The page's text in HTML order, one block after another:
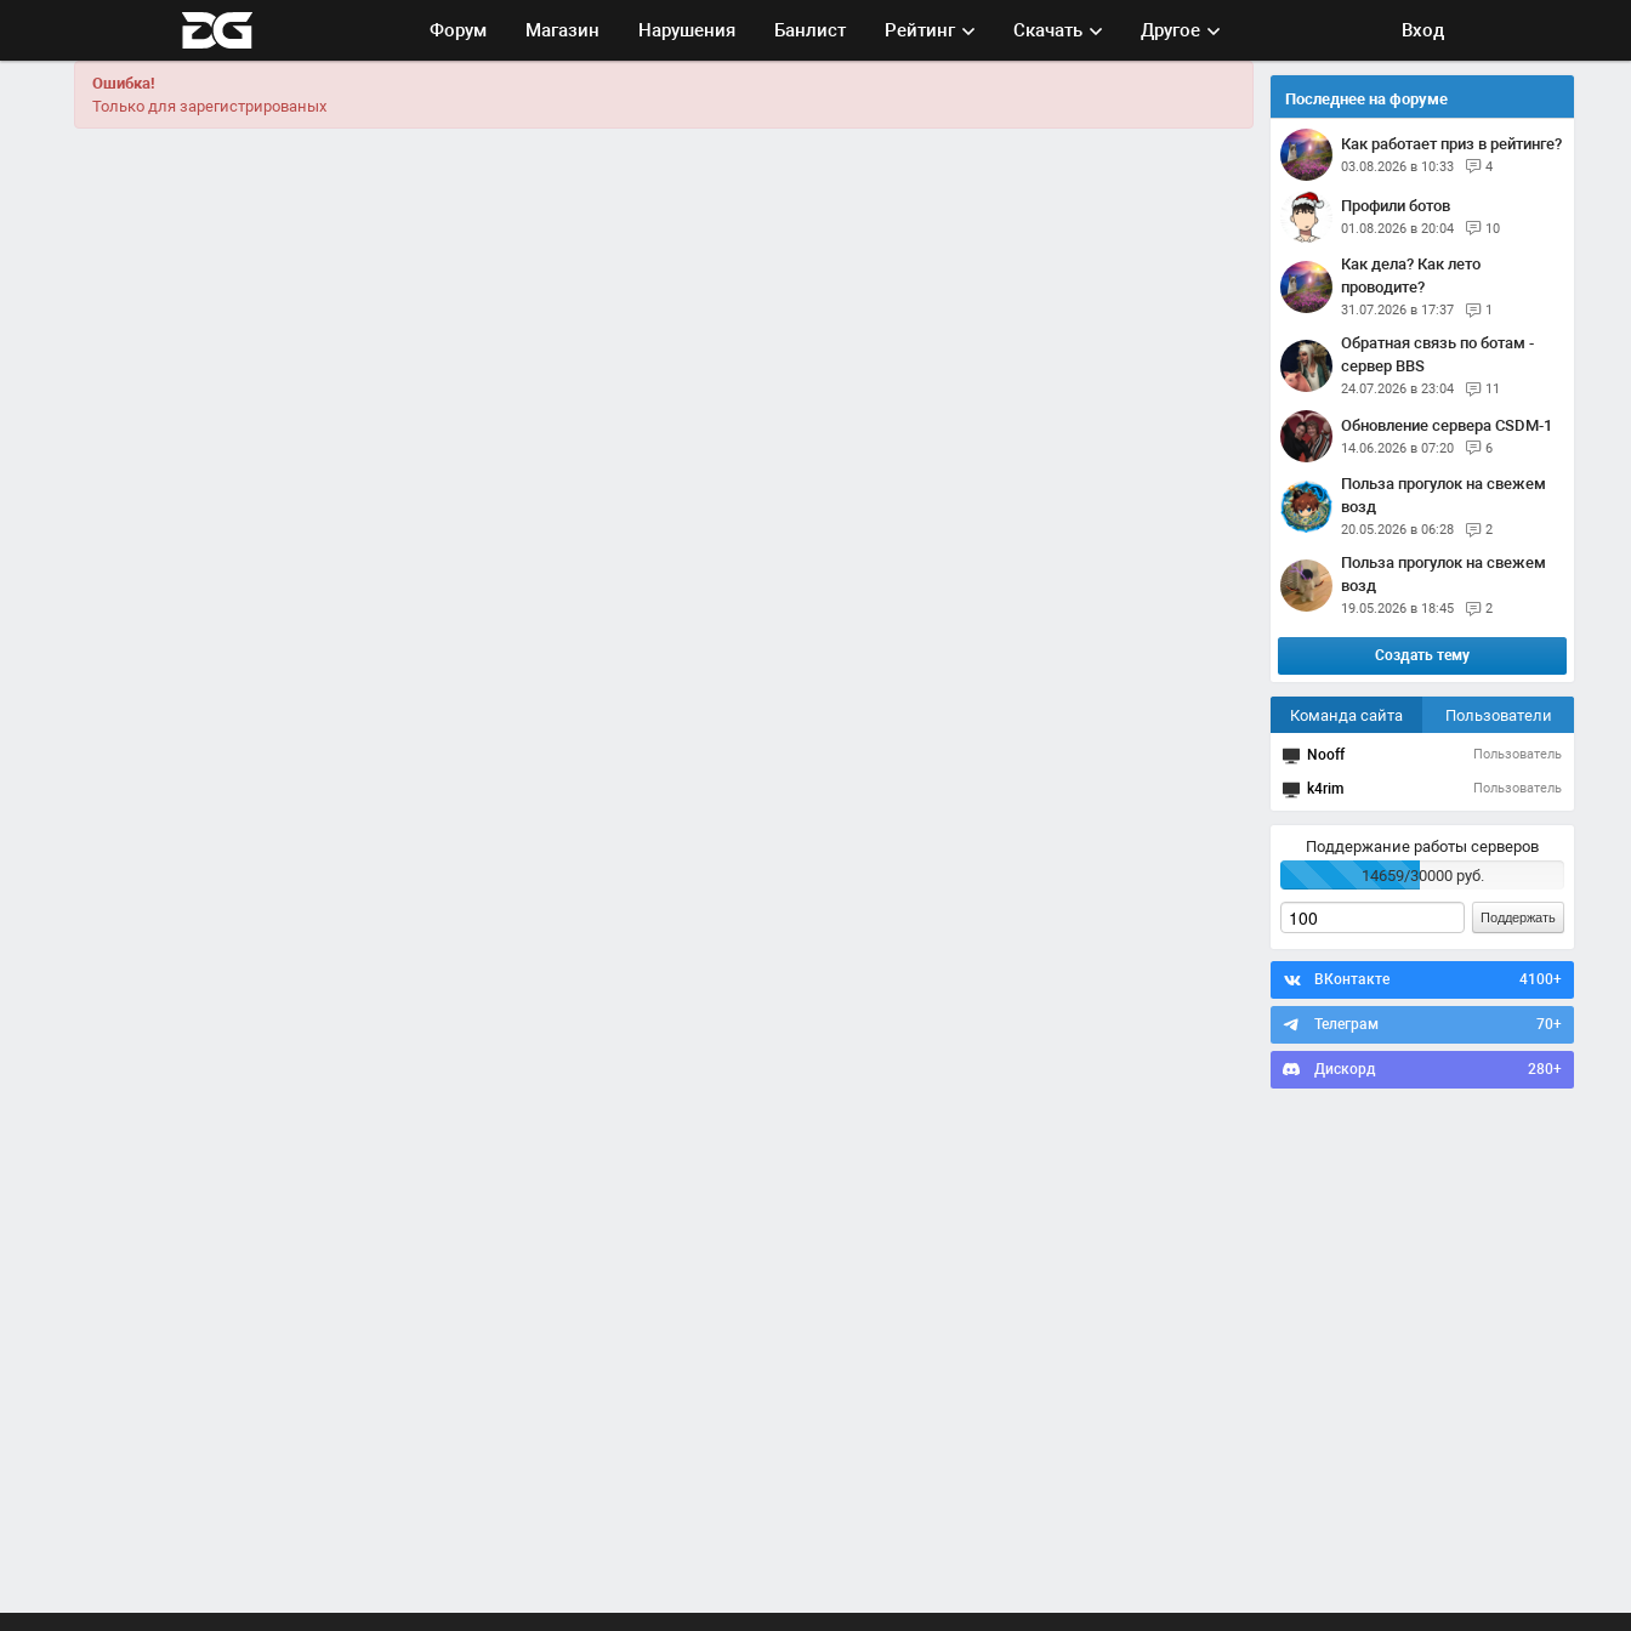
Форум Магазин Нарушения Банлист Рейтинг Скачать Другое Вход
Ошибка!
Только для зарегистрированых
Последнее на форуме
Как работает приз в рейтинге?
03.08.2026 в 10:33 4
Профили ботов
01.08.2026 в 20:04 10
Как дела? Как лето
проводите?
31.07.2026 в 17:37 1
Обратная связь по ботам -
сервер BBS
24.07.2026 в 23:04 11
Обновление сервера CSDM-1
14.06.2026 в 07:20 6
Польза прогулок на свежем
возд
20.05.2026 в 06:28 2
Польза прогулок на свежем
возд
19.05.2026 в 18:45 2
Создать тему
Команда сайта Пользователи
Nooff Пользователь
k4rim Пользователь
Поддержание работы серверов
14659/30000 руб.
Поддержать
ВКонтакте 4100+
Телеграм 70+
Дискорд 280+